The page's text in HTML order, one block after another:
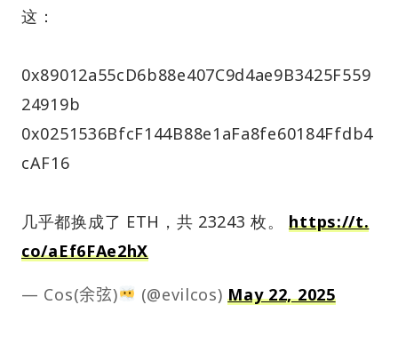
这：
0x89012a55cD6b88e407C9d4ae9B3425F559
24919b
0x0251536BfcF144B88e1aFa8fe60184Ffdb4
cAF16
几乎都换成了 ETH，共 23243 枚。https://t.
co/aEf6FAe2hX
— Cos(余弦) (@evilcos)May 22, 2025